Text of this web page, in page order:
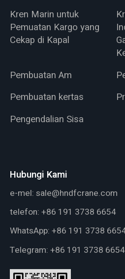
Kren Marin untuk
Pemuatan Kargo yang
Cekap di Kapal
Pembuatan Am
Pembuatan kertas
Pengendalian Sisa
Hubungi Kami
e-mel: sale@hndfcrane.com
telefon: +86 191 3738 6654
WhatsApp: +86 191 3738
Telegram: +86 191 3738 6654